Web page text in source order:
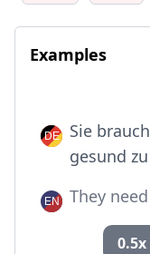
Examples
Sie
gesund
They
0.5x